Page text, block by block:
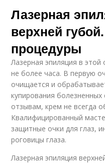
Лазерная
верхней
процедуры
Лазерная эпиляция в
не более часа. В первую
очищается и
купирования
отзывам, крем не всегда
Квалифицированный
защитные очки для глаз,
роговицы глаза.
Лазерная эпиляция